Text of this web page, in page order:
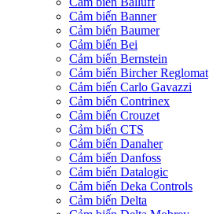
Cảm biến Banner
Cảm biến Baumer
Cảm biến Bei
Cảm biến Bernstein
Cảm biến Bircher Reglomat
Cảm biến Carlo Gavazzi
Cảm biến Contrinex
Cảm biến Crouzet
Cảm biến CTS
Cảm biến Danaher
Cảm biến Danfoss
Cảm biến Datalogic
Cảm biến Deka Controls
Cảm biến Delta